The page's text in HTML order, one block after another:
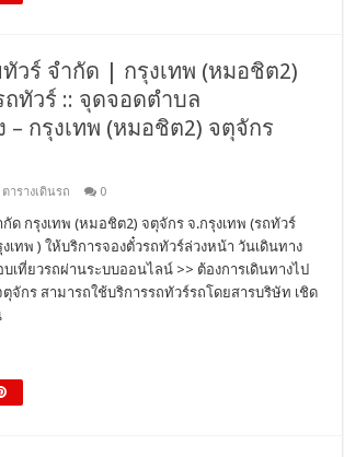
วร์ จำกัด | กรุงเทพ (หมอชิต2)
ทัวร์ :: จุดจอดตำบล
– กรุงเทพ (หมอชิต2) จตุจักร
ตารางเดินรถ 0
ด กรุงเทพ (หมอชิต2) จตุจักร จ.กรุงเทพ (รถทัวร์
เทพ ) ให้บริการจองตั๋วรถทัวร์ล่วงหน้า วันเดินทาง
เที่ยวรถผ่านระบบออนไลน์ >> ต้องการเดินทางไป
จักร สามารถใช้บริการรถทัวร์รถโดยสารบริษัท เชิด